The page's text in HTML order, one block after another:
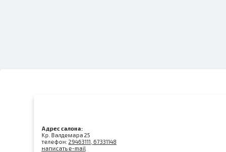
Адрес салона:
Kр. Валдемара 25
телефон: 29463111, 67331148
написать e-mail